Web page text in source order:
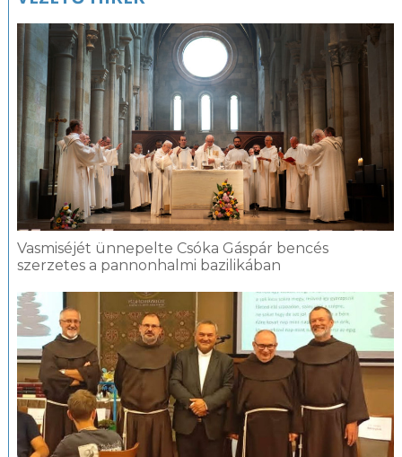
Vasmiséjét ünnepelte Csóka Gáspár bencés
szerzetes a pannonhalmi bazilikában